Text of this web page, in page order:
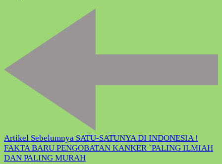
Artikel Sebelumnya SATU-SATUNYA DI INDONESIA !
FAKTA BARU PENGOBATAN KANKER `PALING ILMIAH
DAN PALING MURAH